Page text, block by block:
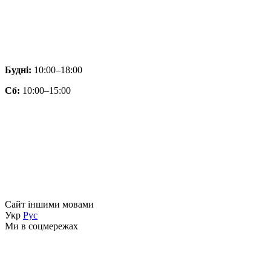
Будні: 10:00–18:00
Сб: 10:00–15:00
Сайт іншими мовами
Укр Рус
Ми в соцмережах